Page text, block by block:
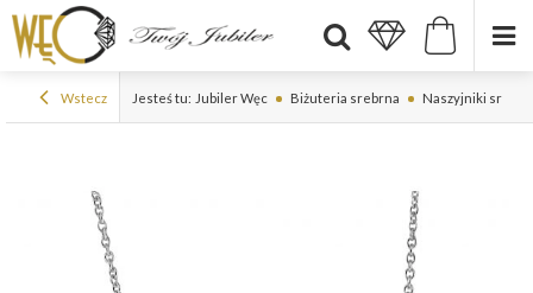
Wstecz Jesteś tu: Jubiler Węc Biżuteria srebrna Naszyjniki